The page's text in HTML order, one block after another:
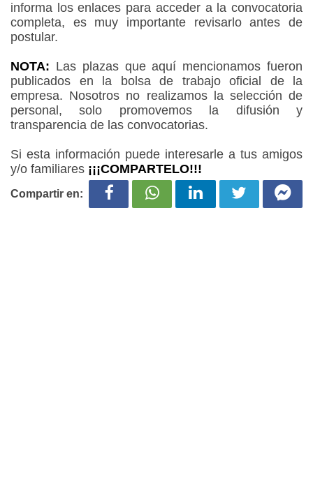
informa los enlaces para acceder a la convocatoria
completa, es muy importante revisarlo antes de
postular.
NOTA: Las plazas que aquí mencionamos fueron
publicados en la bolsa de trabajo oficial de la
empresa. Nosotros no realizamos la selección de
personal, solo promovemos la difusión y
transparencia de las convocatorias.
Si esta información puede interesarle a tus amigos
y/o familiares ¡¡¡COMPARTELO!!!
Compartir en: